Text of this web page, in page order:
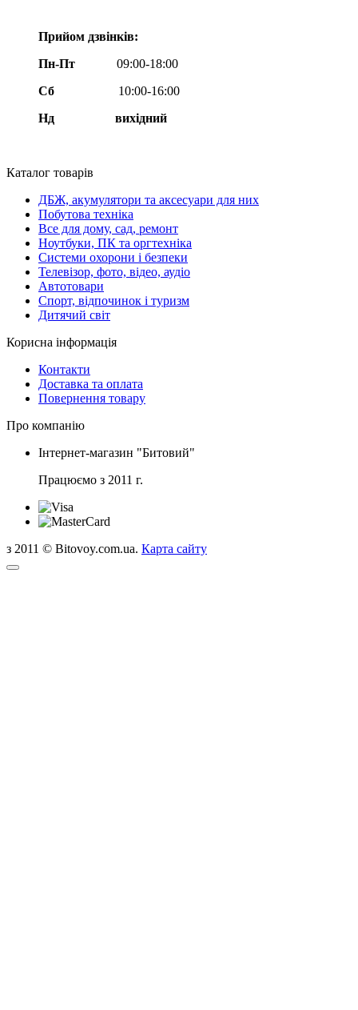
Прийом дзвінків:
Пн-Пт
09:00-18:00
Сб
10:00-16:00
Нд вихідний
Каталог товарів
ДБЖ, акумулятори та аксесуари для них
Побутова техніка
Все для дому, сад, ремонт
Ноутбуки, ПК та оргтехніка
Системи охорони і безпеки
Телевізор, фото, відео, аудіо
Автотовари
Спорт, відпочинок і туризм
Дитячий світ
Корисна інформація
Контакти
Доставка та оплата
Повернення товару
Про компанію
Інтернет-магазин "Битовий"
Працюємо з 2011 г.
з 2011 © Bitovoy.com.ua. Карта сайту